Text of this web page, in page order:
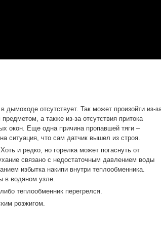
дымоходе отсутствует. Так может произойти из-
а также из-за отсутствия притока
окон. Еще одна причина пропавшей тяги –
ситуация, что сам датчик вышел из строя.
и редко, но горелка может погаснуть от
связано с недостаточным давлением воды
избытка накипи внутри теплообменника.
в водяном узле.
теплообменник перегрелся.
розжигом.